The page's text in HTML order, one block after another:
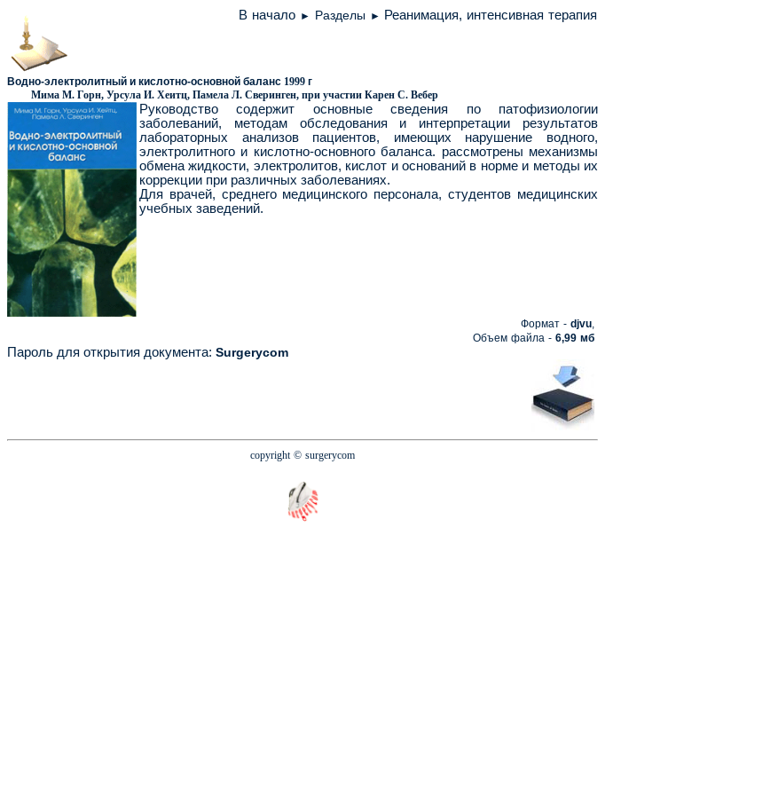
В начало ► Разделы ► Реанимация, интенсивная терапия
Водно-электролитный и кислотно-основной баланс 1999 г
Мима М. Горн, Урсула И. Хеитц, Памела Л. Сверинген, при участии Карен С. Вебер
Руководство содержит основные сведения по патофизиологии
заболеваний, методам обследования и интерпретации результатов
лабораторных анализов пациентов, имеющих нарушение водного,
электролитного и кислотно-основного баланса. рассмотрены механизмы
обмена жидкости, электролитов, кислот и оснований в норме и методы их
коррекции при различных заболеваниях.
Для врачей, среднего медицинского персонала, студентов медицинских
учебных заведений.
Формат - djvu,
Объем файла - 6,99 мб
Пароль для открытия документа: Surgerycom
copyright © surgerycom